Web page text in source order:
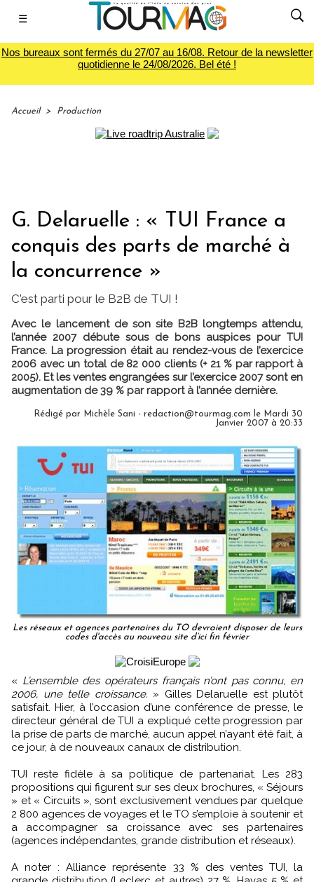
☰
Nos bureaux sont fermés du 27/07 au 16/08. Retour de la newsletter
quotidienne le 24/08/2026. Bel été !
Accueil > Production
G. Delaruelle : « TUI France a
conquis des parts de marché à
la concurrence »
C'est parti pour le B2B de TUI !
Avec le lancement de son site B2B longtemps attendu,
l’année 2007 débute sous de bons auspices pour TUI
France. La progression était au rendez-vous de l’exercice
2006 avec un total de 82 000 clients (+ 21 % par rapport à
2005). Et les ventes engrangées sur l’exercice 2007 sont en
augmentation de 39 % par rapport à l’année dernière.
Rédigé par Michèle Sani - redaction@tourmag.com le Mardi 30
Janvier 2007 à 20:33
Les réseaux et agences partenaires du TO devraient disposer de leurs
codes d'accès au nouveau site d’ici fin février
« L’ensemble des opérateurs français n’ont pas connu, en
2006, une telle croissance. » Gilles Delaruelle est plutôt
satisfait. Hier, à l’occasion d’une conférence de presse, le
directeur général de TUI a expliqué cette progression par
la prise de parts de marché, aucun appel n’ayant été fait, à
ce jour, à de nouveaux canaux de distribution.
TUI reste fidèle à sa politique de partenariat. Les 283
propositions qui figurent sur ses deux brochures, « Séjours
» et « Circuits », sont exclusivement vendues par quelque
2 800 agences de voyages et le TO s’emploie à soutenir et
a accompagner sa croissance avec ses partenaires
(agences indépendantes, grande distribution et réseaux).
A noter : Alliance représente 33 % des ventes TUI, la